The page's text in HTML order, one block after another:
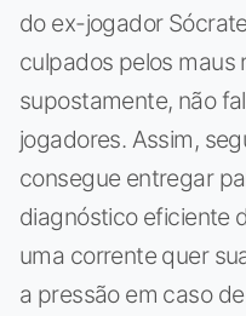
do ex-jogador
culpados pelos maus
supostamente, não
jogadores. Assim,
consegue entregar
diagnóstico eficiente
uma corrente quer
a pressão em caso